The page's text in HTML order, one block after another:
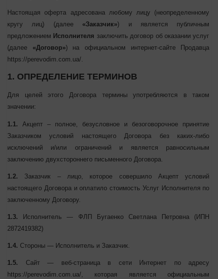
Настоящая оферта адресована любому лицу (неопределенному
кругу лиц) (далее
«Заказчик») и является публичным
предложениемИсполнителязаключить договор об оказании
услуг (далее«Договор») на официальном интернет-сайте
Продавца https://perevodim.com.ua/.
1. ОПРЕДЕЛЕНИЕ ТЕРМИНОВ
Для целей этого Договора термины употребляются в таком
значении:
1.1. Акцепт – полное, безусловное и безоговорочное принятие
Заказчиком условий настоящего Договора без каких-либо
исключений и/или ограничений и является равносильным
заключению двухстороннего письменного Договора.
1.2. Заказчик – лицо, которое совершило Акцепт условий
настоящего Договора и оплатило стоимость Услуг Исполнителя
по заключенному Договору.
1.3. Исполнитель — ФЛП Бугаенко Светлана Петровна(ИПН
2872419382)
1.4. Стороны — Исполнитель и Заказчик.
1.5. Сайт — веб-страница в сети Интернет по адресу
https://perevodim.com.ua/, которая является официальным